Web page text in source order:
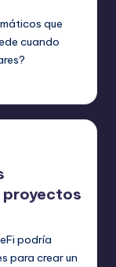
que
cuando
proyectos
podría
para crear un